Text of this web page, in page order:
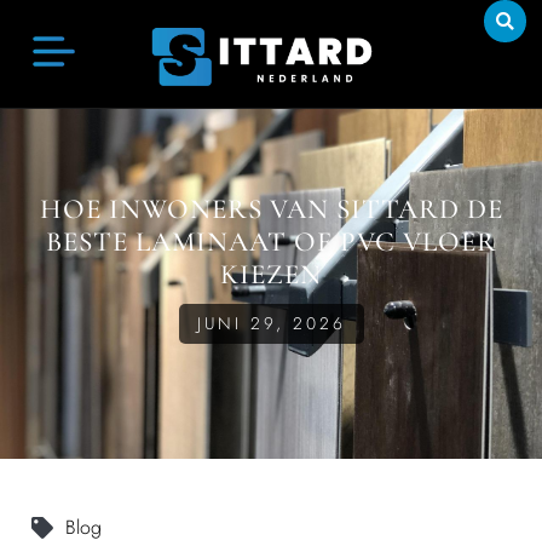
HOE INWONERS VAN SITTARD DE
BESTE LAMINAAT OF PVC VLOER
KIEZEN
JUNI 29, 2026
Blog